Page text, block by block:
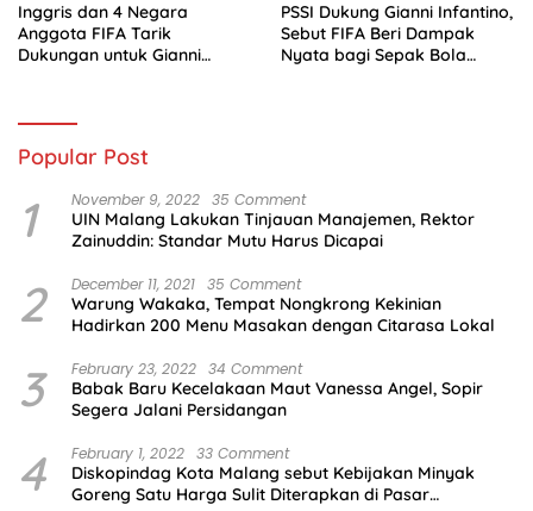
Inggris dan 4 Negara
Anggota FIFA Tarik
Dukungan untuk Gianni
PSSI Dukung Gianni Infantino,
Sebut FIFA Beri Dampak
Nyata bagi Sepak Bola
Popular Post
1 November 9, 2022 35 Comment
UIN Malang Lakukan Tinjauan Manajemen, Rektor
Zainuddin: Standar Mutu Harus Dicapai
2 December 11, 2021 35 Comment
Warung Wakaka, Tempat Nongkrong Kekinian
Hadirkan 200 Menu Masakan dengan Citarasa Lokal
3 February 23, 2022 34 Comment
Babak Baru Kecelakaan Maut Vanessa Angel, Sopir
Segera Jalani Persidangan
4 February 1, 2022 33 Comment
Diskopindag Kota Malang sebut Kebijakan Minyak
Goreng Satu Harga Sulit Diterapkan di Pasar